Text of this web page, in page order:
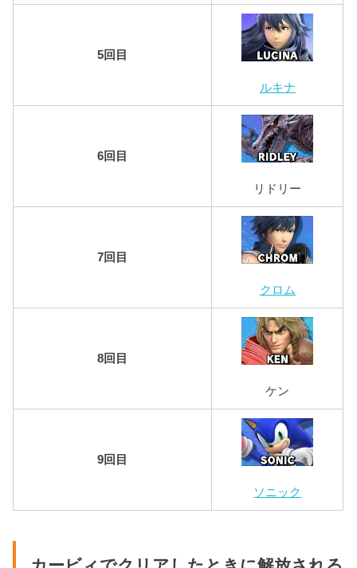
5回目
ルキナ
6回目
リドリー
7回目
クロム
8回目
ケン
9回目
ソニック